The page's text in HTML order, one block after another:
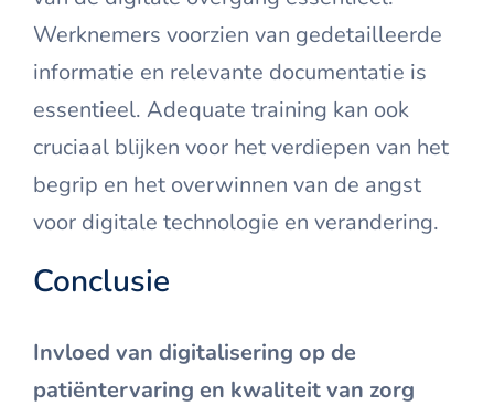
Werknemers voorzien van gedetailleerde
informatie en relevante documentatie is
essentieel. Adequate training kan ook
cruciaal blijken voor het verdiepen van het
begrip en het overwinnen van de angst
voor digitale technologie en verandering.
Conclusie
Invloed van digitalisering op de
patiëntervaring en kwaliteit van zorg